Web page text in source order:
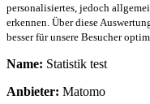
personalisiertes, jedoch
erkennen. Über diese
besser für unsere Besucher
Name: Statistik test
Anbieter: Matomo